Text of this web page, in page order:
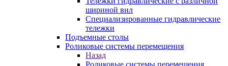
шириной вил
Специализированные гидравлические
тележки
Подъемные столы
Роликовые системы перемещения
Назад
Роликовые системы перемещения